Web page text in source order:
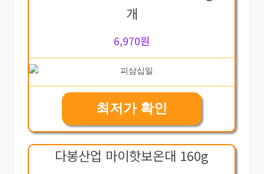
개
6,970원
최저가 확인
다봉산업 마이핫보온대 160g